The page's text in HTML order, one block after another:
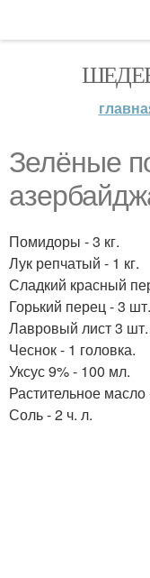
Зелёные
Помидоры - 3 кг.
Лук репчатый - 1 кг.
Сладкий красный
Горький перец - 3 шт.
Лавровый лист 3 шт.
Чеснок - 1 головка.
Уксус 9% - 100 мл.
Растительное
Соль - 2 ч. л.